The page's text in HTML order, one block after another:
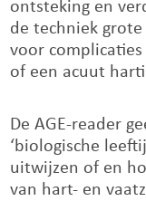
ontsteking en
de techniek
voor
of een acuut
De AGE-reader
‘biologische
uitwijzen of en
van hart- en